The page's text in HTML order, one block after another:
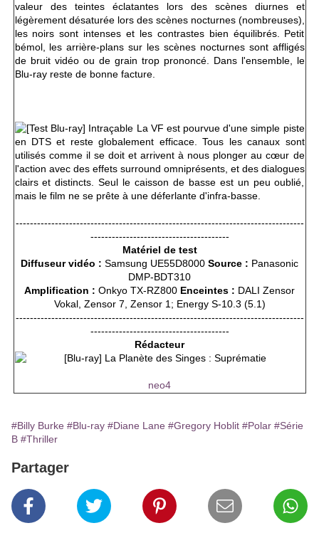
valeur des teintes éclatantes lors des scènes diurnes et
légèrement désaturée lors des scènes nocturnes (nombreuses),
les noirs sont intenses et les contrastes bien équilibrés. Petit
bémol, les arrière-plans sur les scènes nocturnes sont affligés
de bruit vidéo ou de grain trop prononcé. Dans l'ensemble, le
Blu-ray reste de bonne facture.
La VF est pourvue d'une simple piste
en DTS et reste globalement efficace. Tous les canaux sont
utilisés comme il se doit et arrivent à nous plonger au cœur de
l'action avec des effets surround omniprésents, et des dialogues
clairs et distincts. Seul le caisson de basse est un peu oublié,
mais le film ne se prête à une déferlante d'infra-basse.
---------------------------------------------------------------------------------
---------------------------------------
Matériel de test
Diffuseur vidéo : Samsung UE55D8000 Source : Panasonic
DMP-BDT310
Amplification : Onkyo TX-RZ800 Enceintes : DALI Zensor
Vokal, Zensor 7, Zensor 1; Energy S-10.3 (5.1)
---------------------------------------------------------------------------------
---------------------------------------
Rédacteur
neo4
#Billy Burke #Blu-ray #Diane Lane #Gregory Hoblit #Polar #Série
B #Thriller
Partager